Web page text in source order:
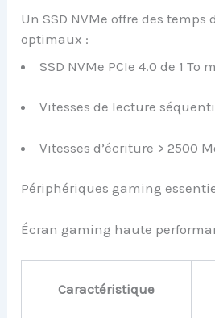
Un SSD NVMe offre des
optimaux :
SSD NVMe PCIe 4.0 de 1 To
Vitesses de lecture
Vitesses d’écriture > 2500
Périphériques gaming
Écran gaming haute
Caractéristique